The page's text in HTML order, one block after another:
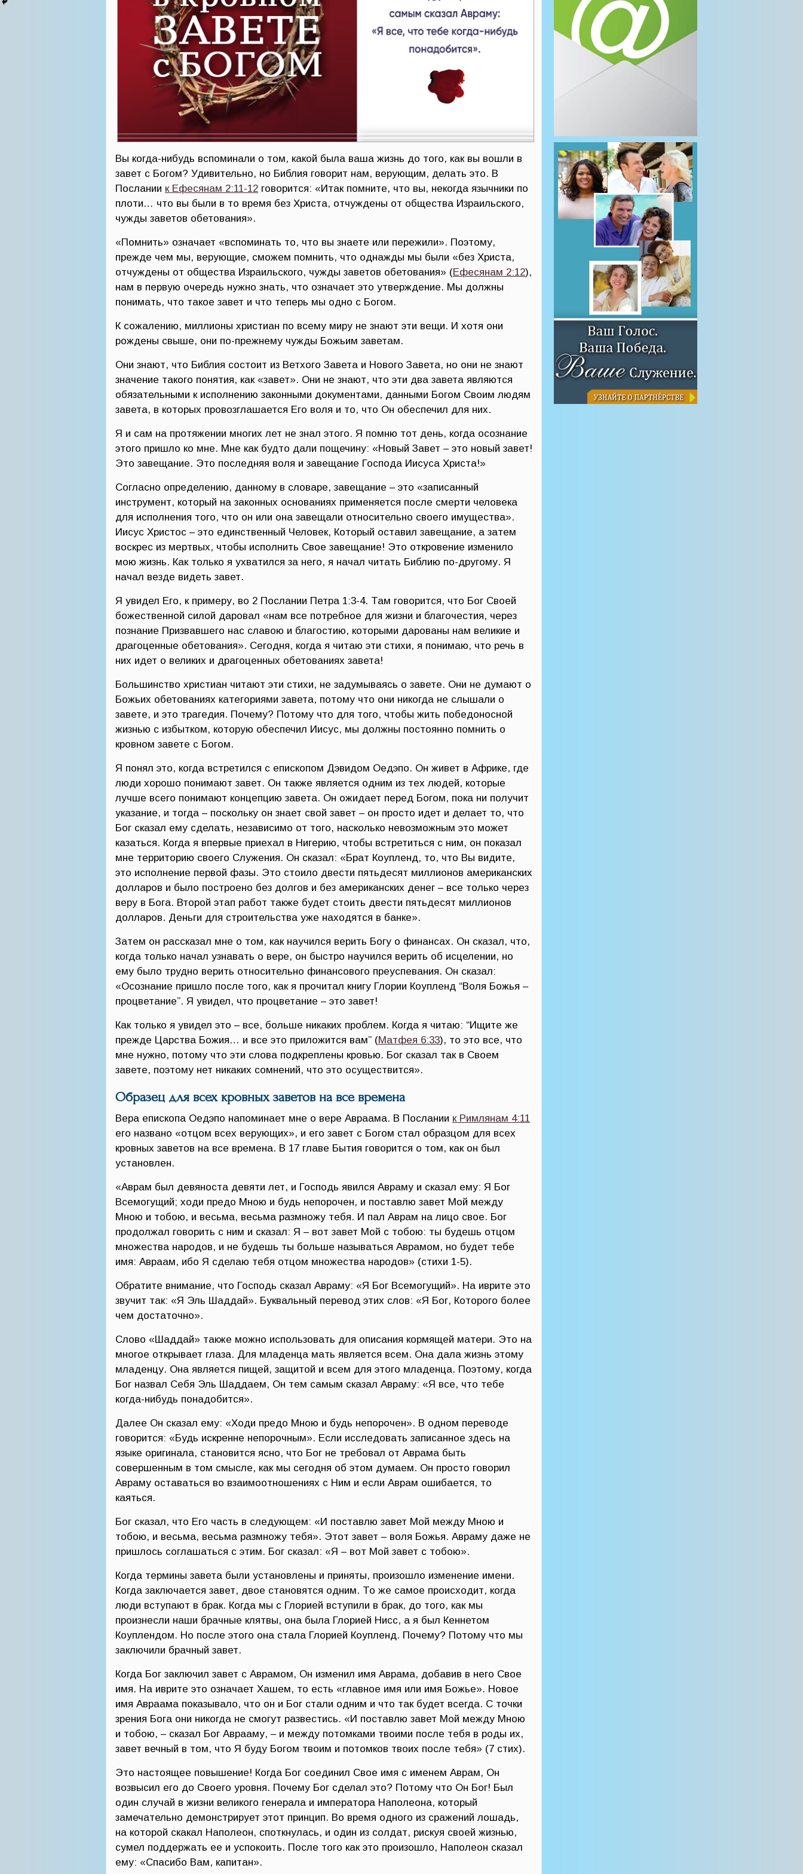
Вы когда-нибудь вспоминали о том, какой была ваша жизнь до того, как вы вошли в
завет с Богом? Удивительно, но Библия говорит нам, верующим, делать это. В
Послании к Ефесянам 2:11-12 говорится: «Итак помните, что вы, некогда язычники по
плоти… что вы были в то время без Христа, отчуждены от общества Израильского,
чужды заветов обетования».
«Помнить» означает «вспоминать то, что вы знаете или пережили». Поэтому,
прежде чем мы, верующие, сможем помнить, что однажды мы были «без Христа,
отчуждены от общества Израильского, чужды заветов обетования» (Ефесянам 2:12),
нам в первую очередь нужно знать, что означает это утверждение. Мы должны
понимать, что такое завет и что теперь мы одно с Богом.
К сожалению, миллионы христиан по всему миру не знают эти вещи. И хотя они
рождены свыше, они по-прежнему чужды Божьим заветам.
Они знают, что Библия состоит из Ветхого Завета и Нового Завета, но они не знают
значение такого понятия, как «завет». Они не знают, что эти два завета являются
обязательными к исполнению законными документами, данными Богом Своим людям
завета, в которых провозглашается Его воля и то, что Он обеспечил для них.
Я и сам на протяжении многих лет не знал этого. Я помню тот день, когда осознание
этого пришло ко мне. Мне как будто дали пощечину: «Новый Завет – это новый завет!
Это завещание. Это последняя воля и завещание Господа Иисуса Христа!»
Согласно определению, данному в словаре, завещание – это «записанный
инструмент, который на законных основаниях применяется после смерти человека
для исполнения того, что он или она завещали относительно своего имущества».
Иисус Христос – это единственный Человек, Который оставил завещание, а затем
воскрес из мертвых, чтобы исполнить Свое завещание! Это откровение изменило
мою жизнь. Как только я ухватился за него, я начал читать Библию по-другому. Я
начал везде видеть завет.
Я увидел Его, к примеру, во 2 Послании Петра 1:3-4. Там говорится, что Бог Своей
божественной силой даровал «нам все потребное для жизни и благочестия, через
познание Призвавшего нас славою и благостию, которыми дарованы нам великие и
драгоценные обетования». Сегодня, когда я читаю эти стихи, я понимаю, что речь в
них идет о великих и драгоценных обетованиях завета!
Большинство христиан читают эти стихи, не задумываясь о завете. Они не думают о
Божьих обетованиях категориями завета, потому что они никогда не слышали о
завете, и это трагедия. Почему? Потому что для того, чтобы жить победоносной
жизнью с избытком, которую обеспечил Иисус, мы должны постоянно помнить о
кровном завете с Богом.
Я понял это, когда встретился с епископом Дэвидом Оедэпо. Он живет в Африке, где
люди хорошо понимают завет. Он также является одним из тех людей, которые
лучше всего понимают концепцию завета. Он ожидает перед Богом, пока ни получит
указание, и тогда – поскольку он знает свой завет – он просто идет и делает то, что
Бог сказал ему сделать, независимо от того, насколько невозможным это может
казаться. Когда я впервые приехал в Нигерию, чтобы встретиться с ним, он показал
мне территорию своего Служения. Он сказал: «Брат Коупленд, то, что Вы видите,
это исполнение первой фазы. Это стоило двести пятьдесят миллионов американских
долларов и было построено без долгов и без американских денег – все только через
веру в Бога. Второй этап работ также будет стоить двести пятьдесят миллионов
долларов. Деньги для строительства уже находятся в банке».
Затем он рассказал мне о том, как научился верить Богу о финансах. Он сказал, что,
когда только начал узнавать о вере, он быстро научился верить об исцелении, но
ему было трудно верить относительно финансового преуспевания. Он сказал:
«Осознание пришло после того, как я прочитал книгу Глории Коупленд “Воля Божья –
процветание”. Я увидел, что процветание – это завет!
Как только я увидел это – все, больше никаких проблем. Когда я читаю: “Ищите же
прежде Царства Божия… и все это приложится вам” (Матфея 6:33), то это все, что
мне нужно, потому что эти слова подкреплены кровью. Бог сказал так в Своем
завете, поэтому нет никаких сомнений, что это осуществится».
Образец для всех кровных заветов на все времена
Вера епископа Оедэпо напоминает мне о вере Авраама. В Послании к Римлянам 4:11
его названо «отцом всех верующих», и его завет с Богом стал образцом для всех
кровных заветов на все времена. В 17 главе Бытия говорится о том, как он был
установлен.
«Аврам был девяноста девяти лет, и Господь явился Авраму и сказал ему: Я Бог
Всемогущий; ходи предо Мною и будь непорочен, и поставлю завет Мой между
Мною и тобою, и весьма, весьма размножу тебя. И пал Аврам на лицо свое. Бог
продолжал говорить с ним и сказал: Я – вот завет Мой с тобою: ты будешь отцом
множества народов, и не будешь ты больше называться Аврамом, но будет тебе
имя: Авраам, ибо Я сделаю тебя отцом множества народов» (стихи 1-5).
Обратите внимание, что Господь сказал Авраму: «Я Бог Всемогущий». На иврите это
звучит так: «Я Эль Шаддай». Буквальный перевод этих слов: «Я Бог, Которого более
чем достаточно».
Слово «Шаддай» также можно использовать для описания кормящей матери. Это на
многое открывает глаза. Для младенца мать является всем. Она дала жизнь этому
младенцу. Она является пищей, защитой и всем для этого младенца. Поэтому, когда
Бог назвал Себя Эль Шаддаем, Он тем самым сказал Авраму: «Я все, что тебе
когда-нибудь понадобится».
Далее Он сказал ему: «Ходи предо Мною и будь непорочен». В одном переводе
говорится: «Будь искренне непорочным». Если исследовать записанное здесь на
языке оригинала, становится ясно, что Бог не требовал от Аврама быть
совершенным в том смысле, как мы сегодня об этом думаем. Он просто говорил
Авраму оставаться во взаимоотношениях с Ним и если Аврам ошибается, то
каяться.
Бог сказал, что Его часть в следующем: «И поставлю завет Мой между Мною и
тобою, и весьма, весьма размножу тебя». Этот завет – воля Божья. Авраму даже не
пришлось соглашаться с этим. Бог сказал: «Я – вот Мой завет с тобою».
Когда термины завета были установлены и приняты, произошло изменение имени.
Когда заключается завет, двое становятся одним. То же самое происходит, когда
люди вступают в брак. Когда мы с Глорией вступили в брак, до того, как мы
произнесли наши брачные клятвы, она была Глорией Нисс, а я был Кеннетом
Коуплендом. Но после этого она стала Глорией Коупленд. Почему? Потому что мы
заключили брачный завет.
Когда Бог заключил завет с Аврамом, Он изменил имя Аврама, добавив в него Свое
имя. На иврите это означает Хашем, то есть «главное имя или имя Божье». Новое
имя Авраама показывало, что он и Бог стали одним и что так будет всегда. С точки
зрения Бога они никогда не смогут развестись. «И поставлю завет Мой между Мною
и тобою, – сказал Бог Аврааму, – и между потомками твоими после тебя в роды их,
завет вечный в том, что Я буду Богом твоим и потомков твоих после тебя» (7 стих).
Это настоящее повышение! Когда Бог соединил Свое имя с именем Аврам, Он
возвысил его до Своего уровня. Почему Бог сделал это? Потому что Он Бог! Был
один случай в жизни великого генерала и императора Наполеона, который
замечательно демонстрирует этот принцип. Во время одного из сражений лошадь,
на которой скакал Наполеон, споткнулась, и один из солдат, рискуя своей жизнью,
сумел поддержать ее и успокоить. После того как это произошло, Наполеон сказал
ему: «Спасибо Вам, капитан».